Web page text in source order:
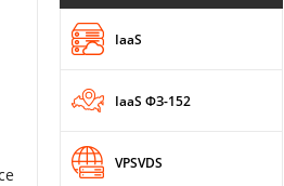
IaaS
IaaS ФЗ-152
VPSVDS